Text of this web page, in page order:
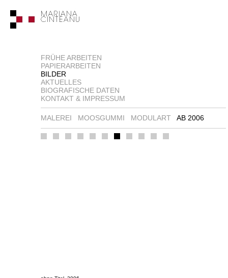
FRÜHE ARBEITEN
PAPIERARBEITEN
BILDER
AKTUELLES
BIOGRAFISCHE DATEN
KONTAKT & IMPRESSUM
MALEREI MOOSGUMMI MODULART AB 2006